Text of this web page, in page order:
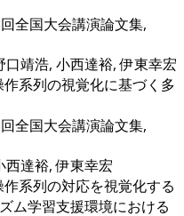
全国大会講演論文集,
靖浩, 小西達裕, 伊東幸宏
系列の視覚化に基づく多
全国大会講演論文集,
西達裕, 伊東幸宏
系列の対応を視覚化する
ム学習支援環境における